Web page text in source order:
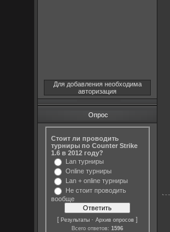
Для добавления необходима
авторизация
Опрос
Стоит ли проводить
турниры по Counter Strike
1.6 в 2012 году?
Lan турниры
Online турниры
Lan + online турниры
Не стоит проводить
вообще
[Результаты ·Архив опросов ]
Всего ответов:1596